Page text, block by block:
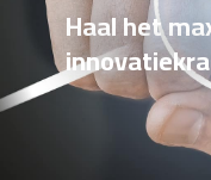
Haal het